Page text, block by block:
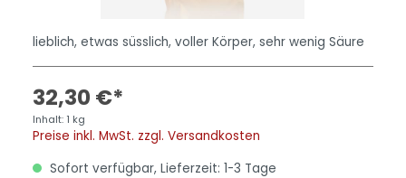
lieblich, etwas süsslich, voller Körper, sehr wenig Säure
32,30 €*
Inhalt: 1 kg
Preise inkl. MwSt. zzgl. Versandkosten
Sofort verfügbar, Lieferzeit: 1-3 Tage